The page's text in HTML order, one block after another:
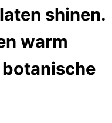
shinen.
warm